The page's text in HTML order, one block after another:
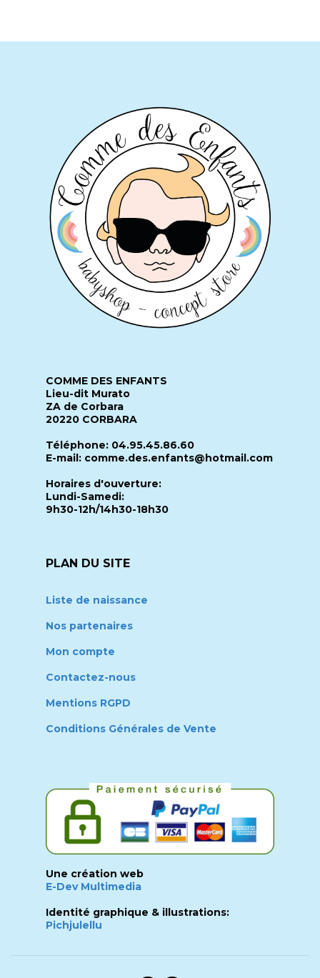
COMME DES ENFANTS
Lieu-dit Murato
ZA de Corbara
20220 CORBARA
Téléphone: 04.95.45.86.60
E-mail: comme.des.enfants@hotmail.com
Horaires d'ouverture:
Lundi-Samedi:
9h30-12h/14h30-18h30
PLAN DU SITE
Liste de naissance
Nos partenaires
Mon compte
Contactez-nous
Mentions RGPD
Conditions Générales de Vente
Une création web
E-Dev Multimedia
Identité graphique & illustrations:
Pichjulellu